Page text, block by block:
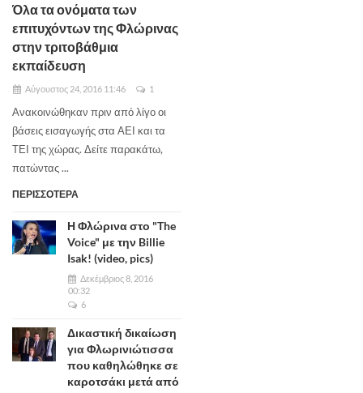
Όλα τα ονόματα των
επιτυχόντων της Φλώρινας
στην τριτοβάθμια
εκπαίδευση
Αύγουστος 24, 2016 11:46 1
Ανακοινώθηκαν πριν από λίγο οι
βάσεις εισαγωγής στα ΑΕΙ και τα
ΤΕΙ της χώρας. Δείτε παρακάτω,
πατώντας ...
ΠΕΡΙΣΣΟΤΕΡΑ
Η Φλώρινα στο "The
Voice" με την Billie
Isak! (video, pics)
Δεκέμβριος 8, 2016
00:32
6
Δικαστική δικαίωση
για Φλωρινιώτισσα
που καθηλώθηκε σε
καροτσάκι μετά από